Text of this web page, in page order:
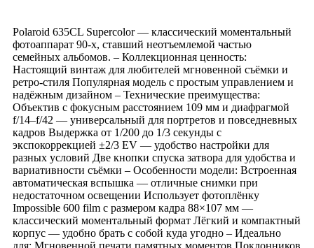
Polaroid 635CL Supercolor — классический моментальный
фотоаппарат 90-х, ставший неотъемлемой частью
семейных альбомов. – Коллекционная ценность:
Настоящий винтаж для любителей мгновенной съёмки и
ретро-стиля Популярная модель с простым управлением и
надёжным дизайном – Технические преимущества:
Объектив с фокусным расстоянием 109 мм и диафрагмой
f/14–f/42 — универсальный для портретов и повседневных
кадров Выдержка от 1/200 до 1/3 секунды с
экспокоррекцией ±2/3 EV — удобство настройки для
разных условий Две кнопки спуска затвора для удобства и
вариативности съёмки – Особенности модели: Встроенная
автоматическая вспышка — отличные снимки при
недостаточном освещении Использует фотоплёнку
Impossible 600 film с размером кадра 88×107 мм —
классический моментальный формат Лёгкий и компактный
корпус — удобно брать с собой куда угодно – Идеально
для: Мгновенной печати памятных моментов Поклонников